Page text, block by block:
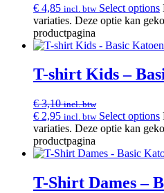
€ 4,85 incl. btw Select options
variaties. Deze optie kan
productpagina
T-shirt Kids –
€3,10 incl. btw
€ 2,95 incl. btw Select options
variaties. Deze optie kan
productpagina
T-Shirt Dames –